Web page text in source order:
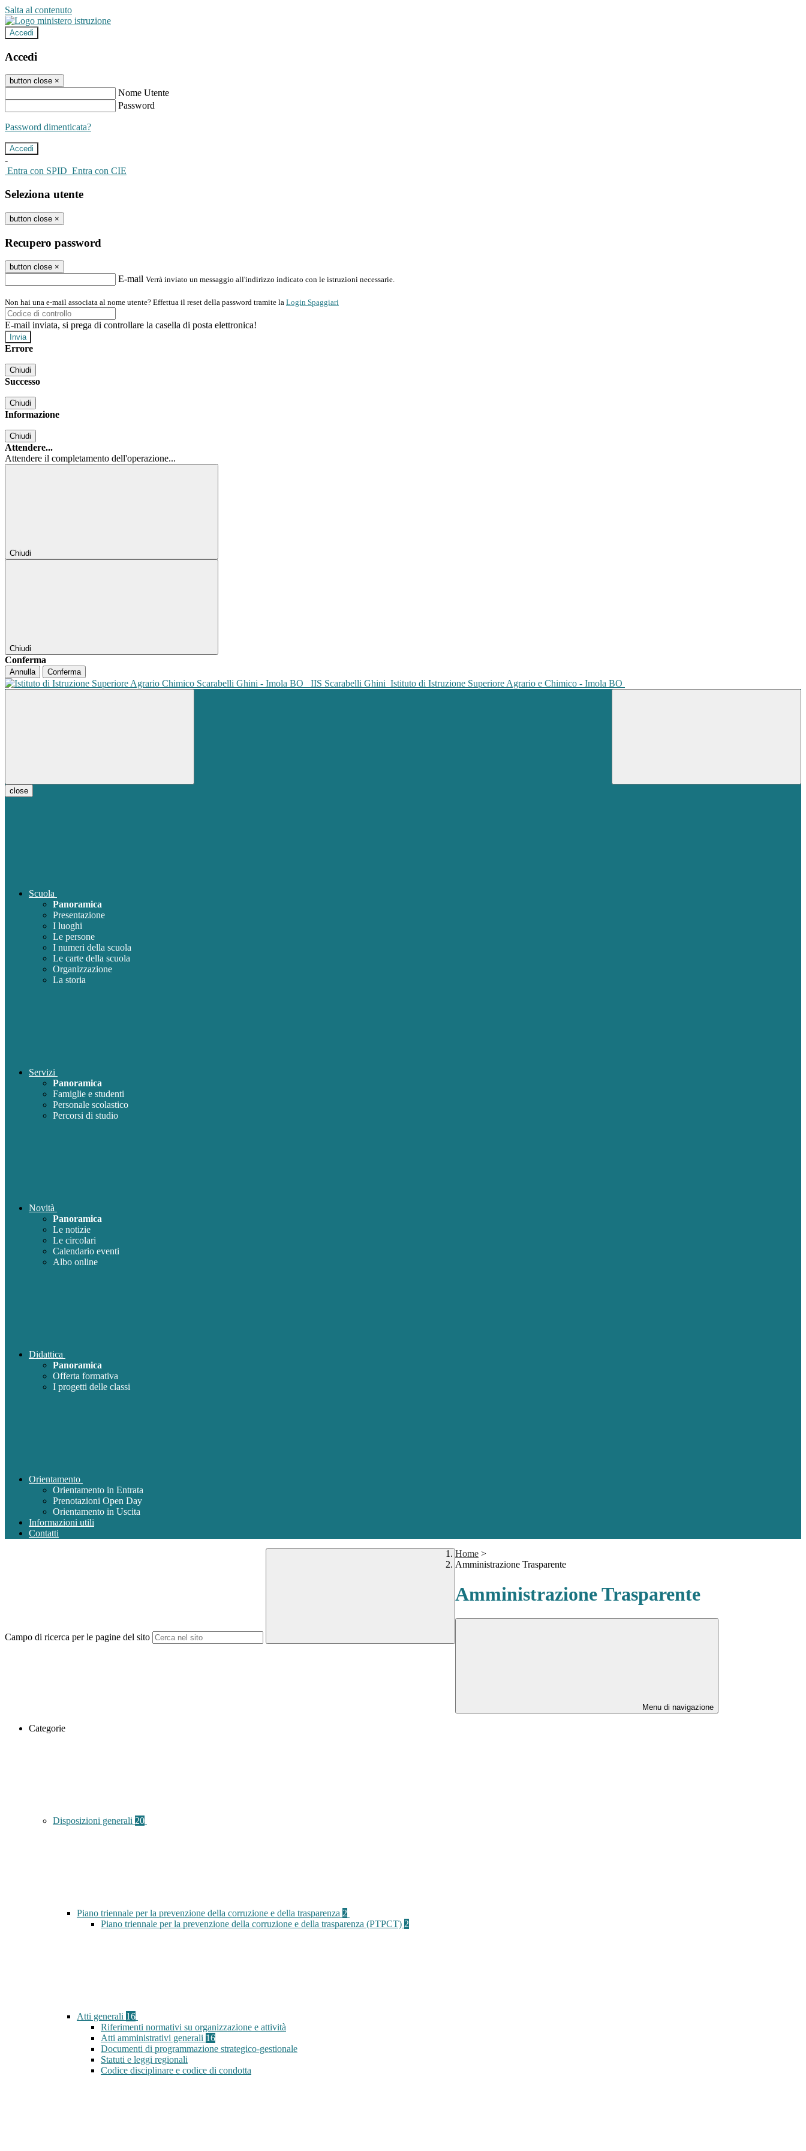
Salta al contenuto
Accedi
Accedi
button close ×
Nome Utente
Password
Password dimenticata?
-
Entra con SPID Entra con CIE
Seleziona utente
button close ×
Recupero password
button close ×
E-mail Verrà inviato un messaggio all'indirizzo indicato con le istruzioni necessarie.
Non hai una e-mail associata al nome utente? Effettua il reset della password tramite la Login Spaggiari
E-mail inviata, si prega di controllare la casella di posta elettronica!
Errore
Chiudi
Successo
Chiudi
Informazione
Chiudi
Attendere...
Attendere il completamento dell'operazione...
Chiudi
Chiudi
Conferma
Annulla Conferma
IIS Scarabelli Ghini Istituto di Istruzione Superiore Agrario e Chimico - Imola BO
close
Scuola
Panoramica
Presentazione
I luoghi
Le persone
I numeri della scuola
Le carte della scuola
Organizzazione
La storia
Servizi
Panoramica
Famiglie e studenti
Personale scolastico
Percorsi di studio
Novità
Panoramica
Le notizie
Le circolari
Calendario eventi
Albo online
Didattica
Panoramica
Offerta formativa
I progetti delle classi
Orientamento
Orientamento in Entrata
Prenotazioni Open Day
Orientamento in Uscita
Informazioni utili
Contatti
Campo di ricerca per le pagine del sito
Home >
Amministrazione Trasparente
Amministrazione Trasparente
Menu di navigazione
Categorie
Disposizioni generali 20
Piano triennale per la prevenzione della corruzione e della trasparenza 2
Piano triennale per la prevenzione della corruzione e della trasparenza (PTPCT) 2
Atti generali 16
Riferimenti normativi su organizzazione e attività
Atti amministrativi generali 16
Documenti di programmazione strategico-gestionale
Statuti e leggi regionali
Codice disciplinare e codice di condotta